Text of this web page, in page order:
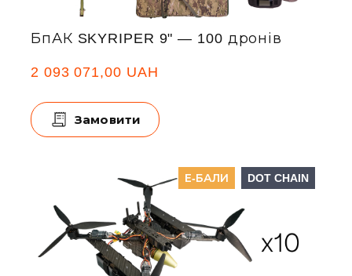
БпАК SKYRIPER 9" — 100 дронів
2 093 071,00 UAH
Замовити
Е-БАЛИ DOT CHAIN